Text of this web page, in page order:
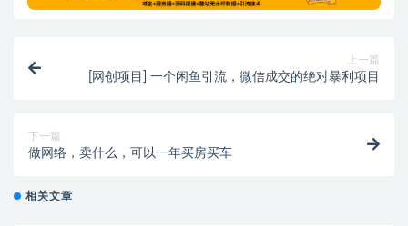
上一篇
[网创项目] 一个闲鱼引流，微信成交的绝对暴利项目
下一篇
做网络，卖什么，可以一年买房买车
相关文章